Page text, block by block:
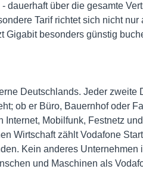
dauerhaft über die gesamte
Tarif richtet sich nicht nur
Gigabit besonders günstig
Deutschlands. Jeder zweite
ob er Büro, Bauernhof oder
Mobilfunk, Festnetz
Wirtschaft zählt Vodafone
Kein anderes Unternehmen
und Maschinen als